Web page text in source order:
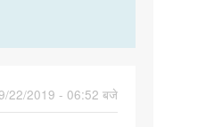
22/2019 - 06:52 बजे